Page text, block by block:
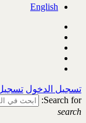
English
تسجيل الدخول
Search for:
search